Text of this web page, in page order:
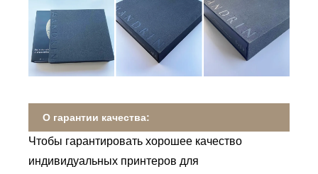
О гарантии качества:
Чтобы гарантировать хорошее качество
индивидуальных принтеров для